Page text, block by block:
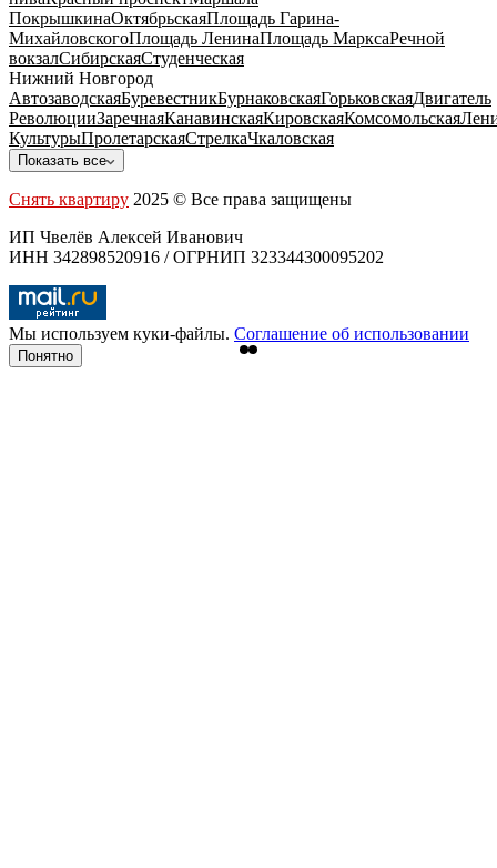
ПокрышкинаОктябрьскаяПлощадь Гарина-
МихайловскогоПлощадь ЛенинаПлощадь МарксаРечной
вокзалСибирскаяСтуденческая
Нижний Новгород
АвтозаводскаяБуревестникБурнаковскаяГорьковскаяДвигатель
РеволюцииЗаречнаяКанавинскаяКировскаяКомсомольская
КультурыПролетарскаяСтрелкаЧкаловская
Показать все
Снять квартиру 2025 © Все права защищены
ИП Чвелёв Алексей Иванович
ИНН 342898520916 / ОГРНИП 323344300095202
Мы используем куки-файлы. Соглашение об использовании
Понятно